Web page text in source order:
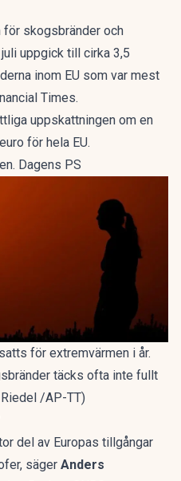
för skogsbränder och
uppgick till cirka 3,5
inom EU som var mest
Times.
uppskattningen om en
för hela EU.
Dagens PS
för extremvärmen i år.
täcks ofta inte fullt
/AP-TT)
del av Europas tillgångar
säger Anders